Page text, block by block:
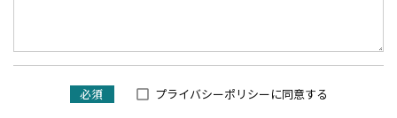
必須 プライバシーポリシーに同意する